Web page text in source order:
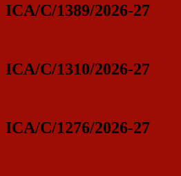
ICA/C/1389/2026-27
ICA/C/1310/2026-27
ICA/C/1276/2026-27